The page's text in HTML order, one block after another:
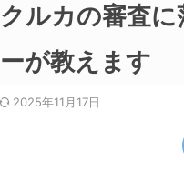
クルカの審査
ーが教えます
2025年11月17日